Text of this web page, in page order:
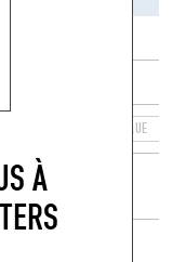
À
BELGIQUE